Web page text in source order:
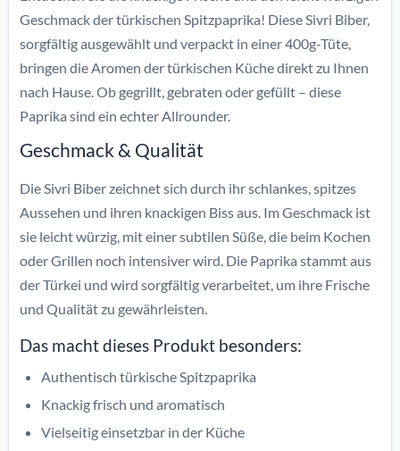
Geschmack der türkischen Spitzpaprika! Diese Sivri Biber,
sorgfältig ausgewählt und verpackt in einer 400g-Tüte,
bringen die Aromen der türkischen Küche direkt zu Ihnen
nach Hause. Ob gegrillt, gebraten oder gefüllt – diese
Paprika sind ein echter Allrounder.
Geschmack & Qualität
Die Sivri Biber zeichnet sich durch ihr schlankes, spitzes
Aussehen und ihren knackigen Biss aus. Im Geschmack ist
sie leicht würzig, mit einer subtilen Süße, die beim Kochen
oder Grillen noch intensiver wird. Die Paprika stammt aus
der Türkei und wird sorgfältig verarbeitet, um ihre Frische
und Qualität zu gewährleisten.
Das macht dieses Produkt besonders:
Authentisch türkische Spitzpaprika
Knackig frisch und aromatisch
Vielseitig einsetzbar in der Küche